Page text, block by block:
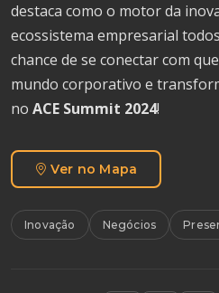
destaca como o motor da
ecossistema empresarial
chance de se conectar com
mundo corporativo e
no ACE Summit 2024!
Ver no Mapa
Inovação Negócios